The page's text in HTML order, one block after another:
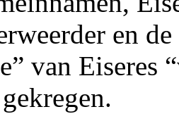
en
van Eiseres